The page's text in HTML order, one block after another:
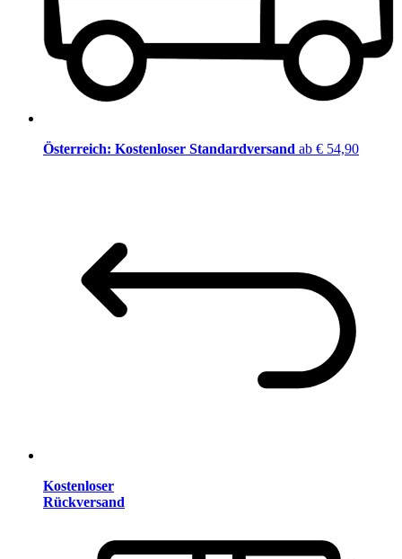
Österreich: Kostenloser Standardversand ab € 54,90
Kostenloser
Rückversand